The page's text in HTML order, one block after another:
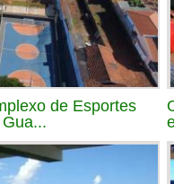
de Esportes